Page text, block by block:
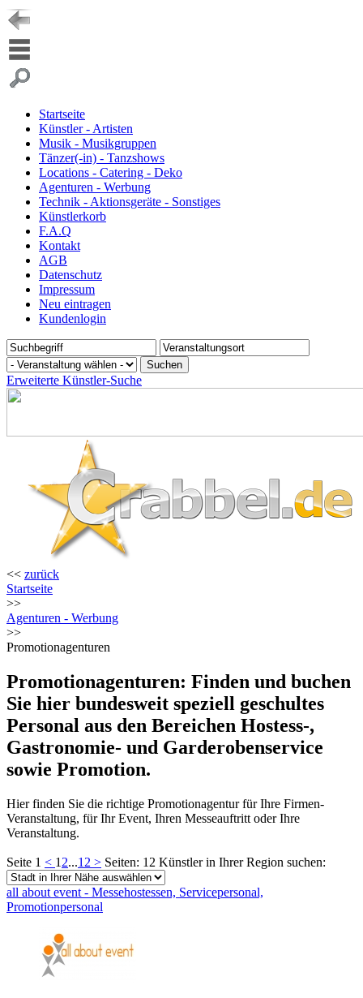
Startseite
Künstler - Artisten
Musik - Musikgruppen
Tänzer(-in) - Tanzshows
Locations - Catering - Deko
Agenturen - Werbung
Technik - Aktionsgeräte - Sonstiges
Künstlerkorb
F.A.Q
Kontakt
AGB
Datenschutz
Impressum
Neu eintragen
Kundenlogin
Erweiterte Künstler-Suche
<< zurück
Startseite
>>
Agenturen - Werbung
>>
Promotionagenturen
Promotionagenturen: Finden und buchen
Sie hier bundesweit speziell geschultes
Personal aus den Bereichen Hostess-,
Gastronomie- und Garderobenservice
sowie Promotion.
Hier finden Sie die richtige Promotionagentur für Ihre Firmen-
Veranstaltung, für Ihr Event, Ihren Messeauftritt oder Ihre
Veranstaltung.
Seite 1 < 1 2...12 > Seiten: 12 Künstler in Ihrer Region suchen:
all about event - Messehostessen, Servicepersonal,
Promotionpersonal